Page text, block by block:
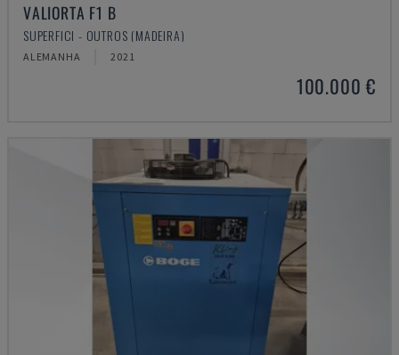
VALIORTA F1 B
SUPERFICI - OUTROS (MADEIRA)
ALEMANHA 2021
100.000 €